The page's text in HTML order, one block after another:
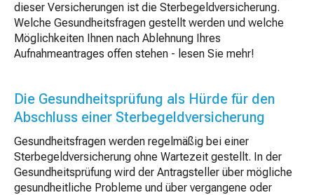
dieser Versicherungen ist die Sterbegeldversicherung.
Welche Gesundheitsfragen gestellt werden und welche
Möglichkeiten Ihnen nach Ablehnung Ihres
Aufnahmeantrages offen stehen - lesen Sie mehr!
Die Gesundheitsprüfung als Hürde für den
Abschluss einer Sterbegeldversicherung
Gesundheitsfragen werden regelmäßig bei einer
Sterbegeldversicherung ohne Wartezeit gestellt. In der
Gesundheitsprüfung wird der Antragsteller über mögliche
gesundheitliche Probleme und über vergangene oder